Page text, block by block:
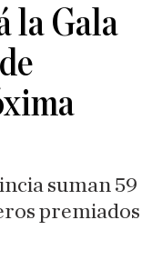
la Gala
suman 59
premiados